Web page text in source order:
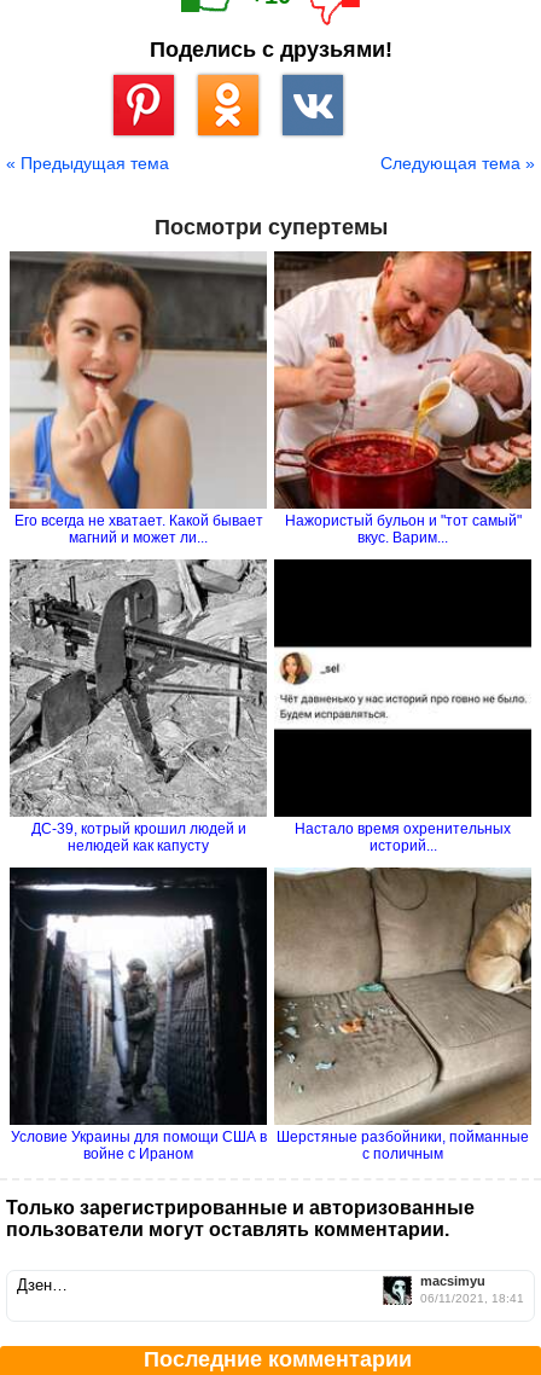
Поделись с друзьями!
« Предыдущая тема Следующая тема »
Посмотри супертемы
Его всегда не хватает. Какой бывает
магний и может ли...
Нажористый бульон и "тот самый"
вкус. Варим...
ДС-39, котрый крошил людей и
нелюдей как капусту
Настало время охренительных
историй...
Условие Украины для помощи США в
войне с Ираном
Шерстяные разбойники, пойманные
с поличным
Только зарегистрированные и авторизованные
пользователи могут оставлять комментарии.
macsimyu
06/11/2021, 18:41
Дзен…
Последние комментарии